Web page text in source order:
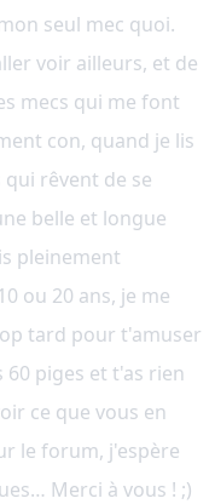
seul mec quoi.
voir ailleurs, et de
mecs qui me font
con, quand je lis
qui rêvent de se
belle et longue
pleinement
ou 20 ans, je me
tard pour t'amuser
60 piges et t'as rien
ce que vous en
le forum, j'espère
Merci à vous ! ;)